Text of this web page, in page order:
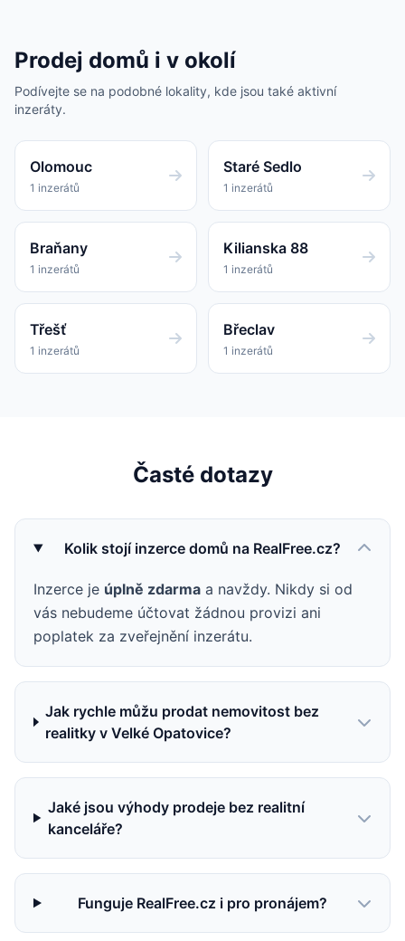
Prodej domů i v okolí
Podívejte se na podobné lokality, kde jsou také aktivní
inzeráty.
Olomouc
1 inzerátů
Staré Sedlo
1 inzerátů
Braňany
1 inzerátů
Kilianska 88
1 inzerátů
Třešť
1 inzerátů
Břeclav
1 inzerátů
Časté dotazy
Kolik stojí inzerce domů na RealFree.cz?
Inzerce je úplně zdarma a navždy. Nikdy si od
vás nebudeme účtovat žádnou provizi ani
poplatek za zveřejnění inzerátu.
Jak rychle můžu prodat nemovitost bez
realitky v Velké Opatovice?
Jaké jsou výhody prodeje bez realitní
kanceláře?
Funguje RealFree.cz i pro pronájem?